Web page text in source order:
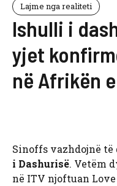
Lajme nga realiteti
Ishulli i
yjet
në Afrikën
Sinoffs vazhdojnë
i Dashurisë. Vetëm
në ITV njoftuan